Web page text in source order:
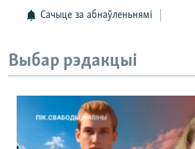
Сачыце за абнаўленьнямі
Выбар рэдакцыі